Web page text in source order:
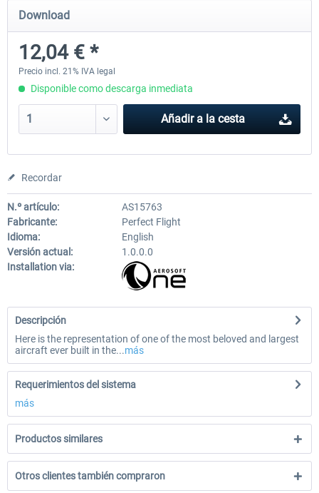
Download
12,04 € *
Precio incl. 21% IVA legal
Disponible como descarga inmediata
Añadir a la cesta
Recordar
N.º artículo:
AS15763
Fabricante:
Perfect Flight
Idioma:
English
Versión actual:
1.0.0.0
Installation via:
Descripción
Here is the representation of one of the most beloved and largest
aircraft ever built in the...más
Requerimientos del sistema
más
Productos similares
Otros clientes también compraron